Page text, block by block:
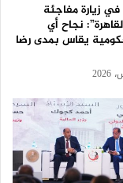
في زيارة مفاجئة
نجاح أي
يقاس بمدى رضا